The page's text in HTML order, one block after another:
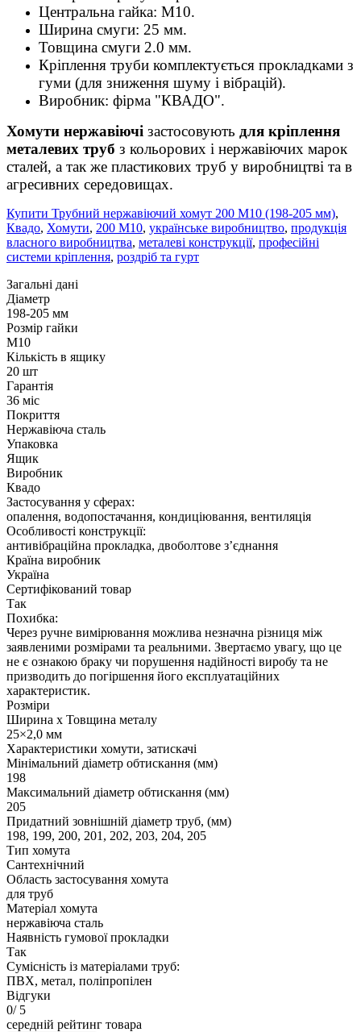
Центральна гайка: М10.
Ширина смуги: 25 мм.
Товщина смуги 2.0 мм.
Кріплення труби комплектується прокладками з
гуми (для зниження шуму і вібрацій).
Виробник: фірма "КВАДО".
Хомути нержавіючі застосовують для кріплення
металевих труб з кольорових і нержавіючих марок
сталей, а так же пластикових труб у виробництві та в
агресивних середовищах.
Купити Трубний нержавіючий хомут 200 М10 (198-205 мм),
Квадо, Хомути, 200 М10, українське виробництво, продукція
власного виробництва, металеві конструкції, професійні
системи кріплення, роздріб та гурт
Загальні дані
Діаметр
198-205 мм
Розмір гайки
М10
Кількість в ящику
20 шт
Гарантія
36 міс
Покриття
Нержавіюча сталь
Упаковка
Ящик
Виробник
Квадо
Застосування у сферах:
опалення, водопостачання, кондиціювання, вентиляція
Особливості конструкції:
антивібраційна прокладка, двоболтове з’єднання
Країна виробник
Україна
Сертифікований товар
Так
Похибка:
Через ручне вимірювання можлива незначна різниця між
заявленими розмірами та реальними. Звертаємо увагу, що це
не є ознакою браку чи порушення надійності виробу та не
призводить до погіршення його експлуатаційних
характеристик.
Розміри
Ширина х Товщина металу
25×2,0 мм
Характеристики хомути, затискачі
Мінімальний діаметр обтискання (мм)
198
Максимальний діаметр обтискання (мм)
205
Придатний зовнішній діаметр труб, (мм)
198, 199, 200, 201, 202, 203, 204, 205
Тип хомута
Сантехнічний
Область застосування хомута
для труб
Матеріал хомута
нержавіюча сталь
Наявність гумової прокладки
Так
Сумісність із матеріалами труб:
ПВХ, метал, поліпропілен
Відгуки
0/ 5
середній рейтинг товара